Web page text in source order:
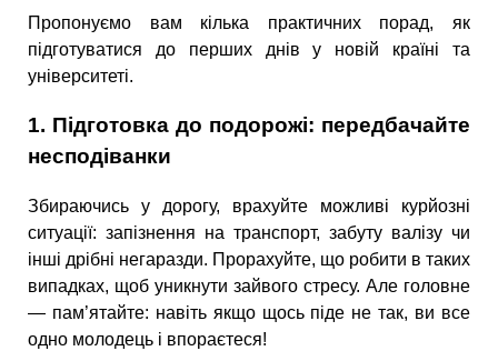
Пропонуємо вам кілька практичних порад, як
підготуватися до перших днів у новій країні та
університеті.
1. Підготовка до подорожі: передбачайте
несподіванки
Збираючись у дорогу, врахуйте можливі курйозні
ситуації: запізнення на транспорт, забуту валізу чи
інші дрібні негаразди. Прорахуйте, що робити в таких
випадках, щоб уникнути зайвого стресу. Але головне
— пам’ятайте: навіть якщо щось піде не так, ви все
одно молодець і впораєтеся!